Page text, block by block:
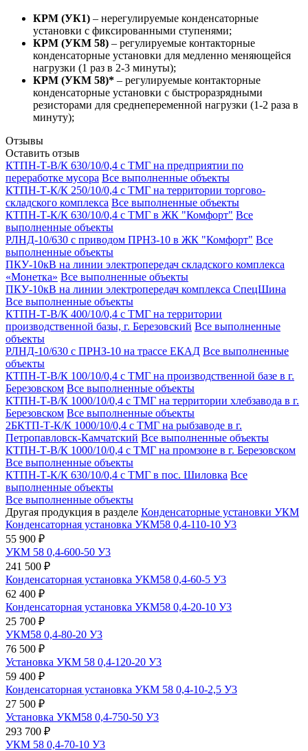
КРМ (УК1) – нерегулируемые конденсаторные
установки с фиксированными ступенями;
КРМ (УКМ 58) – регулируемые контакторные
конденсаторные установки для медленно меняющейся
нагрузки (1 раз в 2-3 минуты);
КРМ (УКМ 58)* – регулируемые контакторные
конденсаторные установки с быстроразрядными
резисторами для среднепеременной нагрузки (1-2 раза в
минуту);
Отзывы
Оставить отзыв
КТПН-Т-В/К 630/10/0,4 с ТМГ на предприятии по
переработке мусора Все выполненные объекты
КТПН-Т-К/К 250/10/0,4 с ТМГ на территории торгово-
складского комплекса Все выполненные объекты
КТПН-Т-К/К 630/10/0,4 с ТМГ в ЖК "Комфорт" Все
выполненные объекты
РЛНД-10/630 с приводом ПРНЗ-10 в ЖК "Комфорт" Все
выполненные объекты
ПКУ-10кВ на линии электропередач складского комплекса
«Монетка» Все выполненные объекты
ПКУ-10кВ на линии электропередач комплекса СпецШина
Все выполненные объекты
КТПН-Т-В/К 400/10/0,4 с ТМГ на территории
производственной базы, г. Березовский Все выполненные
объекты
РЛНД-10/630 с ПРНЗ-10 на трассе ЕКАД Все выполненные
объекты
КТПН-Т-В/К 100/10/0,4 с ТМГ на производственной базе в г.
Березовском Все выполненные объекты
КТПН-Т-В/К 1000/10/0,4 с ТМГ на территории хлебзавода в г.
Березовском Все выполненные объекты
2БКТП-Т-К/К 1000/10/0,4 с ТМГ на рыбзаводе в г.
Петропавловск-Камчатский Все выполненные объекты
КТПН-Т-В/К 1000/10/0,4 с ТМГ на промзоне в г. Березовском
Все выполненные объекты
КТПН-Т-К/К 630/10/0,4 с ТМГ в пос. Шиловка Все
выполненные объекты
Все выполненные объекты
Другая продукция в разделе Конденсаторные установки УКМ
Конденсаторная установка УКМ58 0,4-110-10 У3
55 900 ₽
УКМ 58 0,4-600-50 У3
241 500 ₽
Конденсаторная установка УКМ58 0,4-60-5 У3
62 400 ₽
Конденсаторная установка УКМ58 0,4-20-10 У3
25 700 ₽
УКМ58 0,4-80-20 У3
76 500 ₽
Установка УКМ 58 0,4-120-20 У3
59 400 ₽
Конденсаторная установка УКМ 58 0,4-10-2,5 У3
27 500 ₽
Установка УКМ58 0,4-750-50 У3
293 700 ₽
УКМ 58 0,4-70-10 У3